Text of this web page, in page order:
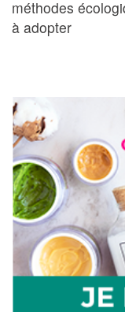
méthodes
à adopter